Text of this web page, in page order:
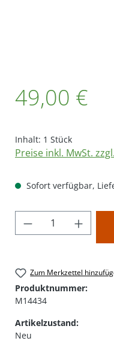
49,00 €
Inhalt: 1 Stück
Preise inkl. MwSt.
Sofort verfügbar,
Produkt
Zum Merkzettel
Produktnummer:
M14434
Artikelzustand:
Neu